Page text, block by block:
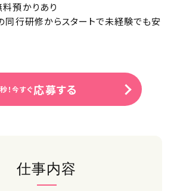
預かりあり
同行研修からスタートで未経験でも安
！今すぐ応募する
仕事内容